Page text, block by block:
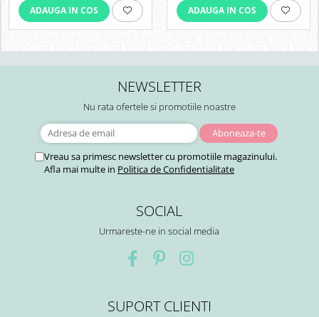
ADAUGA IN COS ADAUGA IN COS
NEWSLETTER
Nu rata ofertele si promotiile noastre
Vreau sa primesc newsletter cu promotiile magazinului.
Afla mai multe in Politica de Confidentialitate
SOCIAL
Urmareste-ne in social media
SUPORT CLIENTI